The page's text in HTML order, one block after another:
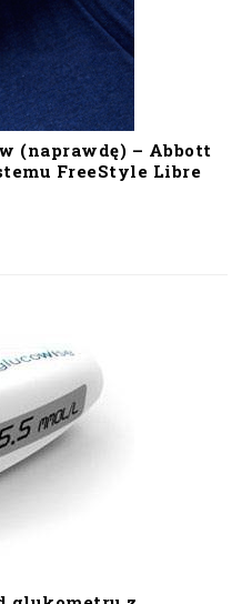
(naprawdę) – Abbott
FreeStyle Libre